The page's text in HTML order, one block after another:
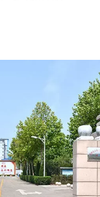
、异喹啉、2-甲
、8-羟基喹啉、
哚、吲哚啉、
氢化萘等系列产
马来西亚等国家,
”一惠达化工愿与
更优质的产品和服